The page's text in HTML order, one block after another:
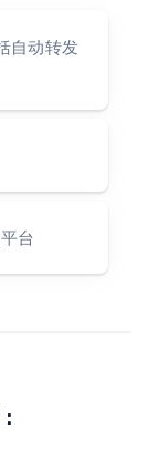
自动转发
台